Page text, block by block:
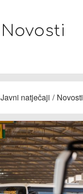
Novosti
Javni natječaji / Novosti